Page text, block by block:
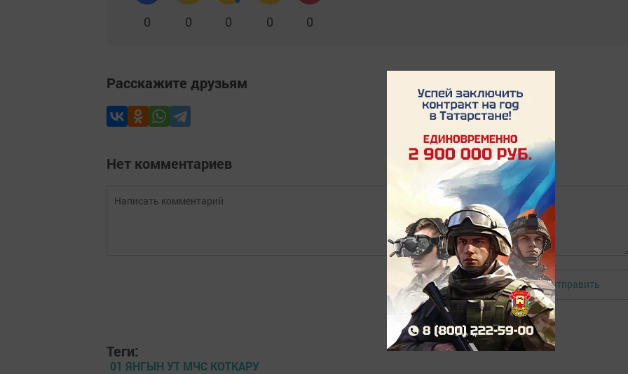
0 0 0 0 0
Расскажите друзьям
Нет комментариев
Авторизоваться Отправить
Теги:
01 ЯНГЫН УТ МЧС КОТКАРУ